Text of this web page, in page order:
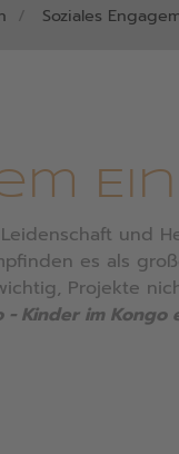
Soziales
und
es als
Projekte
- Kinder im Kongo